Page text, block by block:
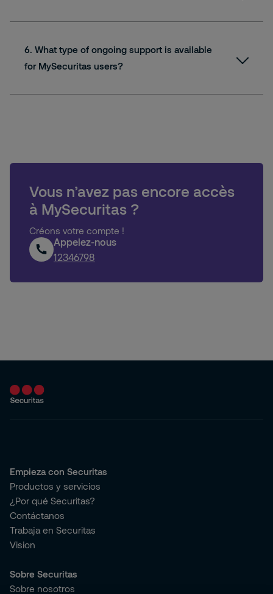
6. What type of ongoing support is available
for MySecuritas users?
Vous n’avez pas encore accès
à MySecuritas ?
Créons votre compte !
Appelez-nous
12346798
Empieza con Securitas
Productos y servicios
¿Por qué Securitas?
Contáctanos
Trabaja en Securitas
Vision
Sobre Securitas
Sobre nosotros